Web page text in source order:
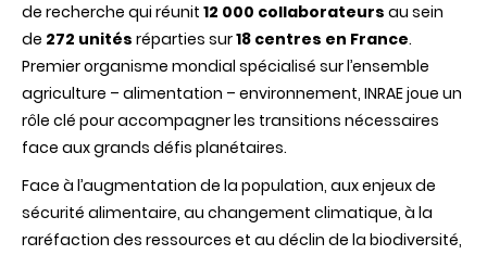
de recherche qui réunit 12 000 collaborateurs au sein
de 272 unités réparties sur18 centres en France.
Premier organisme mondial spécialisé sur l’ensemble
agriculture – alimentation – environnement, INRAE joue un
rôle clé pour accompagner les transitions nécessaires
face aux grands défis planétaires.
Face à l’augmentation de la population, aux enjeux de
sécurité alimentaire, au changement climatique, à la
raréfaction des ressources et au déclin de la biodiversité,